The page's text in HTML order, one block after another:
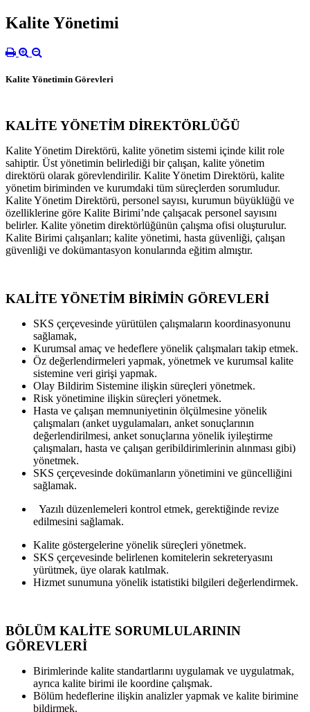
Kalite Yönetimi
Kalite Yönetimin Görevleri
KALİTE YÖNETİM DİREKTÖRLÜĞÜ
Kalite Yönetim Direktörü, kalite yönetim sistemi içinde kilit role
sahiptir. Üst yönetimin belirlediği bir çalışan, kalite yönetim
direktörü olarak görevlendirilir. Kalite Yönetim Direktörü, kalite
yönetim biriminden ve kurumdaki tüm süreçlerden sorumludur.
Kalite Yönetim Direktörü, personel sayısı, kurumun büyüklüğü ve
özelliklerine göre Kalite Birimi’nde çalışacak personel sayısını
belirler. Kalite yönetim direktörlüğünün çalışma ofisi oluşturulur.
Kalite Birimi çalışanları; kalite yönetimi, hasta güvenliği, çalışan
güvenliği ve dokümantasyon konularında eğitim almıştır.
KALİTE YÖNETİM BİRİMİN GÖREVLERİ
SKS çerçevesinde yürütülen çalışmaların koordinasyonunu
sağlamak,
Kurumsal amaç ve hedeflere yönelik çalışmaları takip etmek.
Öz değerlendirmeleri yapmak, yönetmek ve kurumsal kalite
sistemine veri girişi yapmak.
Olay Bildirim Sistemine ilişkin süreçleri yönetmek.
Risk yönetimine ilişkin süreçleri yönetmek.
Hasta ve çalışan memnuniyetinin ölçülmesine yönelik
çalışmaları (anket uygulamaları, anket sonuçlarının
değerlendirilmesi, anket sonuçlarına yönelik iyileştirme
çalışmaları, hasta ve çalışan geribildirimlerinin alınması gibi)
yönetmek.
SKS çerçevesinde dokümanların yönetimini ve güncelliğini
sağlamak.
Yazılı düzenlemeleri kontrol etmek, gerektiğinde revize
edilmesini sağlamak.
Kalite göstergelerine yönelik süreçleri yönetmek.
SKS çerçevesinde belirlenen komitelerin sekreteryasını
yürütmek, üye olarak katılmak.
Hizmet sunumuna yönelik istatistiki bilgileri değerlendirmek.
BÖLÜM KALİTE SORUMLULARININ
GÖREVLERİ
Birimlerinde kalite standartlarını uygulamak ve uygulatmak,
ayrıca kalite birimi ile koordine çalışmak.
Bölüm hedeflerine ilişkin analizler yapmak ve kalite birimine
bildirmek.